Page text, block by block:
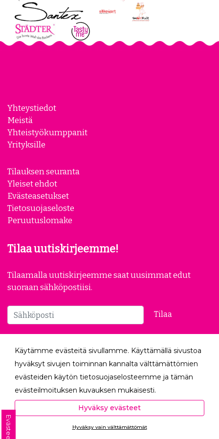
Yhteystiedot
Meistä
Yhteistyökumppanit
Yrityksille
Tilauksen seuranta
Yleiset ehdot
Evästeasetukset
Tietosuojaseloste
Peruutuslomake
Tilaa uutiskirjeemme!
Tilaamalla uutiskirjeemme saat uusimmat edut
suoraan sähköpostiisi.
Tilaa
Seuraa meitä
Käytämme evästeitä sivullamme. Käyttämällä sivustoa
hyväksyt sivujen toiminnan kannalta välttämättömien
evästeiden käytön tietosuojaselosteemme ja tämän
evästeilmoituksen kuvauksen mukaisesti.
Hyväksyessäsi analytiikka- ja markkinointievästeet
autat meitä mittaamaan ja analysoimaan
verkkosivumme toimintaa ja käyttöä (Analytiikka ja
Hyväksy evästeet
Hyväksy vain välttämättömät
Evästeet